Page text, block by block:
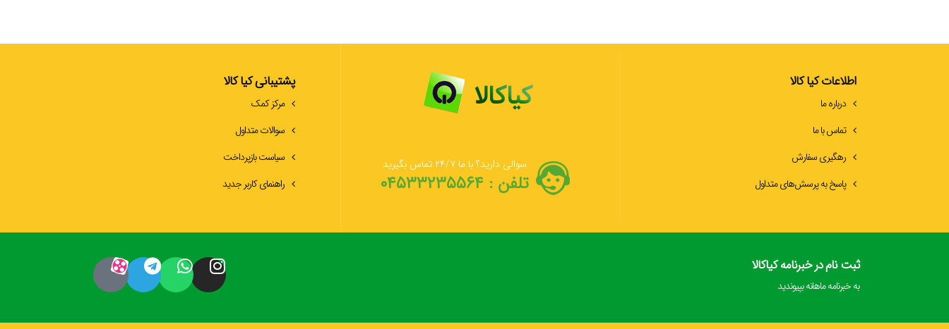
اطلاعات کیا کالا
درباره ما
تماس با ما
رهگیری سفارش
پاسخ به پرسش‌های متداول
سوالی دارید؟ با ما ۲۴/۷ تماس بگیرید
تلفن : ۰۴۵۳۳۲۳۵۵۶۴
پشتیبانی کیا کالا
مرکز کمک
سوالات متداول
سیاست بازپرداخت
راهنمای کاربر جدید
ثبت نام در خبرنامه کیاکالا
به خبرنامه ماهانه بپیوندید